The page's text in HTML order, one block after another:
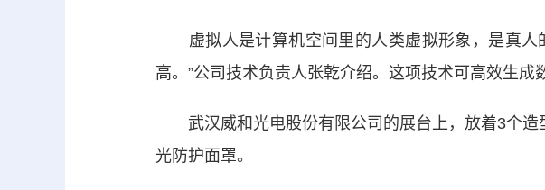
虚拟人是计算机空间里的人类虚拟形象，是真人
高。”公司技术负责人张乾介绍。这项技术可高效生成
武汉威和光电股份有限公司的展台上，放着3个造
光防护面罩。